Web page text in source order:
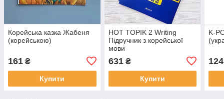
Корейська казка Жабеня
(корейською)
161 ₴
Купити
HOT TOPIK 2 Writing
Підручник з корейської
мови
631₴
Купити
K-
124